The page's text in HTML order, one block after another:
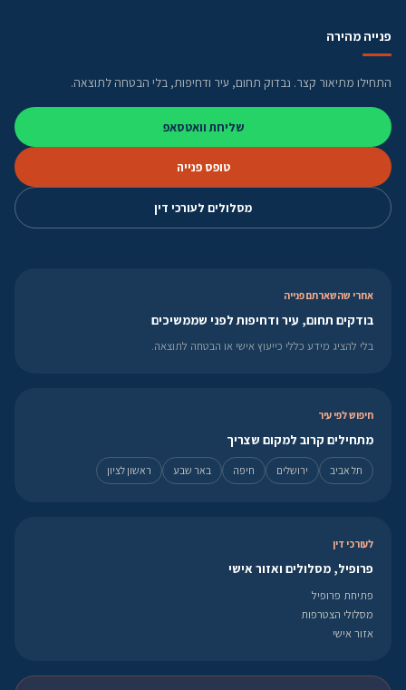
פנייה מהירה
התחילו מתיאור קצר. נבדוק תחום, עיר ודחיפות, בלי הבטחה לתוצאה.
שליחת וואטסאפ
טופס פנייה
מסלולים לעורכי דין
אחרי שהשארתם פנייה
בודקים תחום, עיר ודחיפות לפני שממשיכים
בלי להציג מידע כללי כייעוץ אישי או הבטחה לתוצאה.
חיפוש לפי עיר
מתחילים קרוב למקום שצריך
תל אביב ירושלים חיפה באר שבע ראשון לציון
לעורכי דין
פרופיל, מסלולים ואזור אישי
פתיחת פרופיל
מסלולי הצטרפות
אזור אישי